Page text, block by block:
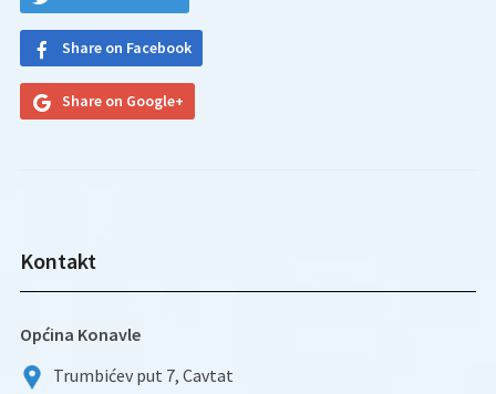
Share on Facebook
Share on Google+
Kontakt
Općina Konavle
Trumbićev put 7, Cavtat